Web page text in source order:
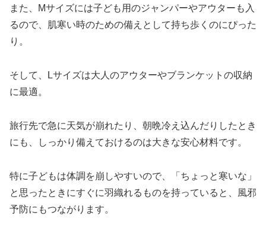
また、Mサイズには子ども用のジャンパーやアウターも入
るので、肌寒い時のための備えとして持ち歩くのにぴった
り。
そして、Lサイズは大人のアウターやブランケットの収納
に最適。
旅行先で急に天気が崩れたり、朝晩冷え込んだりしたとき
にも、しっかり備えておけるのは大きな安心材料です。
特に子どもは体調を崩しやすいので、「ちょっと寒いな」
と思ったときにすぐに羽織れるものを持っていると、風邪
予防にもつながります。